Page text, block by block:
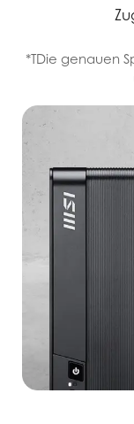
*TDie genauen